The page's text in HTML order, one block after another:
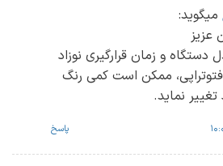
میگوید:
عزیز
دستگاه و زمان قرارگیری نوزاد
ممکن است کمی رنگ
نماید.
پاسخ